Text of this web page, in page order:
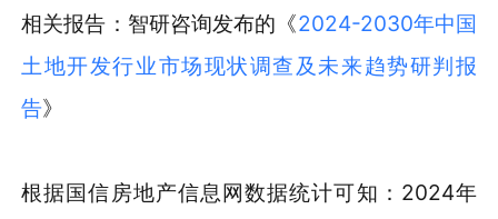
相关报告：智研咨询发布的《2024-2030年中国
土地开发行业市场现状调查及未来趋势研判报
告》
根据国信房地产信息网数据统计可知：2024年